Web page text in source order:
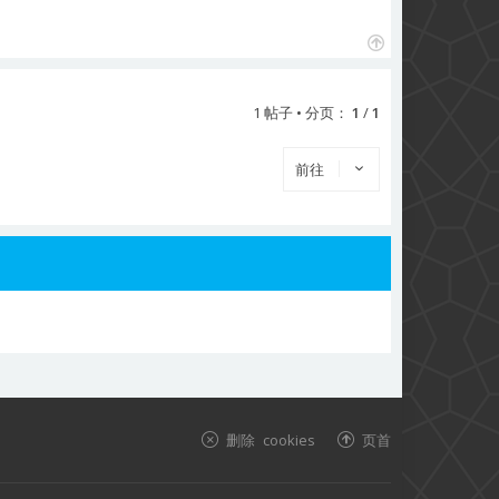
1 帖子 • 分页： 1 /1
前往
页首
删除 cookies